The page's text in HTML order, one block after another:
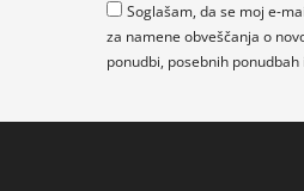
Soglašam, da se moj e-
za namene obveščanja o
ponudbi, posebnih